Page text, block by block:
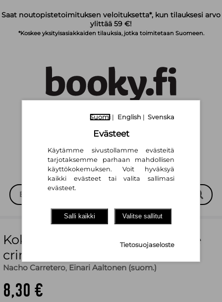
Saat noutopistetoimituksen veloituksetta*, kun tilauksesi arvo
ylittää 59 €!
*Koskee yksityisasiakkaiden tilauksia, jotka toimitetaan Suomeen.
| English | Svenska
Kokaiinirannikko (pokkari) : true
crime
Nacho Carretero, Einari Aaltonen (suom.)
8,30 €
Suomi | English | Svenska
Evästeet
Käytämme sivustollamme evästeitä
tarjotaksemme parhaan mahdollisen
käyttökokemuksen. Voit hyväksyä
kaikki evästeet tai valita sallimasi
evästeet.
Salli kaikki Valitse sallitut
Tietosuojaseloste